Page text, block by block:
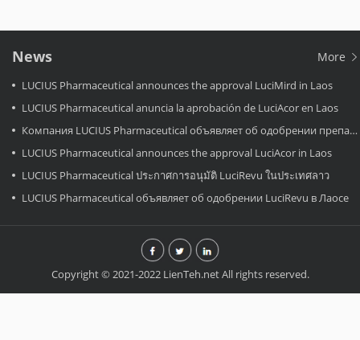
News More
LUCIUS Pharmaceutical announces the approval LuciMird in Laos
LUCIUS Pharmaceutical anuncia la aprobación de LuciAcor en Laos
Компания LUCIUS Pharmaceutical объявляет об одобрении препарата LuciAcor в Лаосе.
LUCIUS Pharmaceutical announces the approval LuciAcor in Laos
LUCIUS Pharmaceutical ประกาศการอนุมัติ LuciRevu ในประเทศลาว
LUCIUS Pharmaceutical объявляет об одобрении LuciRevu в Лаосе
Copyright © 2021-2022 LienTeh.net All rights reserved.